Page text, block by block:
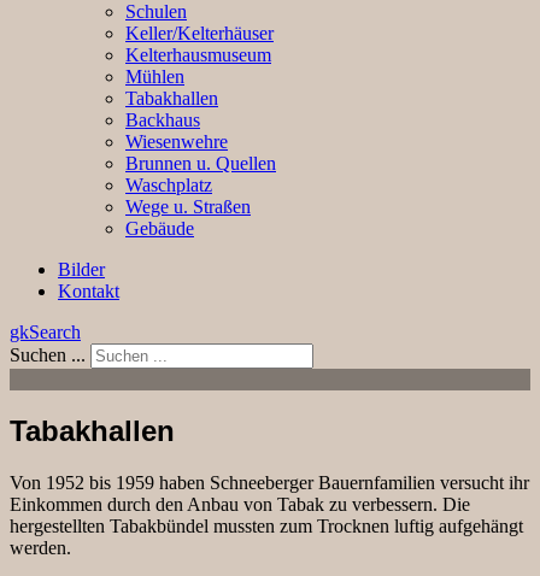
Schulen
Keller/Kelterhäuser
Kelterhausmuseum
Mühlen
Tabakhallen
Backhaus
Wiesenwehre
Brunnen u. Quellen
Waschplatz
Wege u. Straßen
Gebäude
Bilder
Kontakt
gkSearch
Suchen ...
Tabakhallen
Von 1952 bis 1959 haben Schneeberger Bauernfamilien versucht ihr
Einkommen durch den Anbau von Tabak zu verbessern. Die
hergestellten Tabakbündel mussten zum Trocknen luftig aufgehängt
werden.